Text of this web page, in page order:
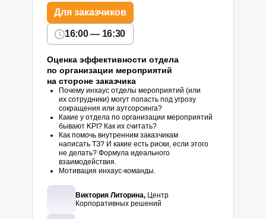
Для заказчиков
16:00 — 16:30
Оценка эффективности отдела
по организации мероприятий
на стороне заказчика
Почему инхаус отделы мероприятий (или
их сотрудники) могут попасть под угрозу
сокращения или аутсорсинга?
Какие у отдела по организации мероприятий
бывают KPI? Как их считать?
Как помочь внутренним заказчикам
написать ТЗ? И какие есть риски, если этого
не делать? Формула идеального
взаимодействия.
Мотивация инхаус-команды.
Виктория Литорина, Центр
Корпоративных решений